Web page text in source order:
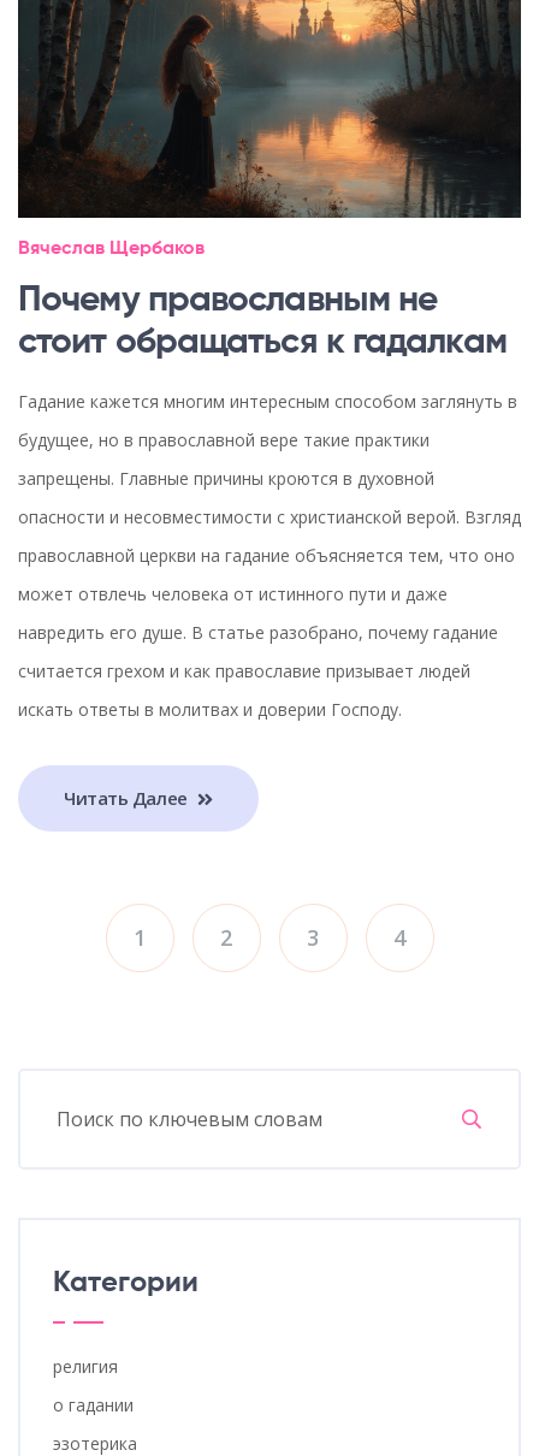
Вячеслав Щербаков
Почему православным не
стоит обращаться к гадалкам
Гадание кажется многим интересным способом заглянуть в
будущее, но в православной вере такие практики
запрещены. Главные причины кроются в духовной
опасности и несовместимости с христианской верой. Взгляд
православной церкви на гадание объясняется тем, что оно
может отвлечь человека от истинного пути и даже
навредить его душе. В статье разобрано, почему гадание
считается грехом и как православие призывает людей
искать ответы в молитвах и доверии Господу.
Читать Далее
1 2 3 4
Категории
религия
о гадании
эзотерика